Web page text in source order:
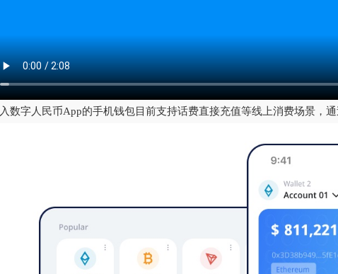
数字人民币App的手机钱包目前支持话费直接充值等线上消费场景，通